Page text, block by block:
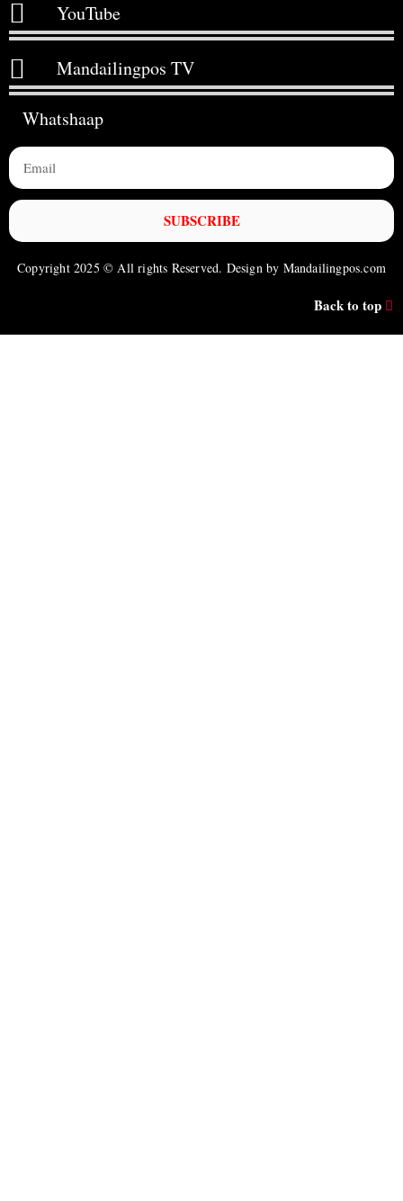
YouTube
Mandailingpos TV
Whatshaap
SUBSCRIBE
Copyright 2025 © All rights Reserved. Design by Mandailingpos.com
Back to top